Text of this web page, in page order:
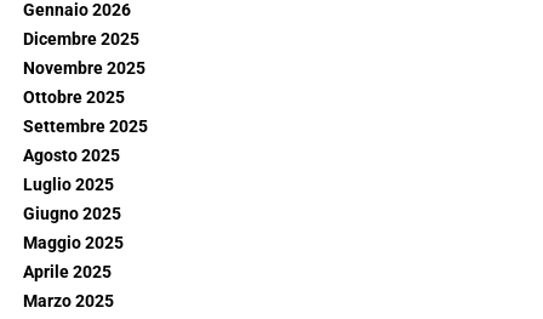
Gennaio 2026
Dicembre 2025
Novembre 2025
Ottobre 2025
Settembre 2025
Agosto 2025
Luglio 2025
Giugno 2025
Maggio 2025
Aprile 2025
Marzo 2025